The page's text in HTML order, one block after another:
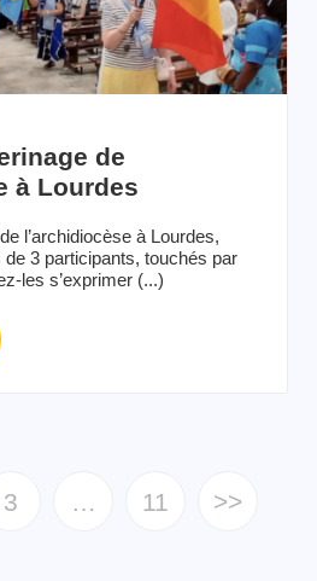
de
à Lourdes
l’archidiocèse à Lourdes,
3 participants, touchés par
les s’exprimer (...)
3 … 11 >>